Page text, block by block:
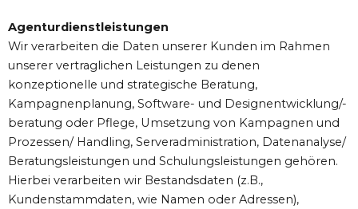
Agenturdienstleistungen
Wir verarbeiten die Daten unserer Kunden im Rahmen
unserer vertraglichen Leistungen zu denen
konzeptionelle und strategische Beratung,
Kampagnenplanung, Software- und Designentwicklung/-
beratung oder Pflege, Umsetzung von Kampagnen und
Prozessen/ Handling, Serveradministration, Datenanalyse/
Beratungsleistungen und Schulungsleistungen gehören.
Hierbei verarbeiten wir Bestandsdaten (z.B.,
Kundenstammdaten, wie Namen oder Adressen),